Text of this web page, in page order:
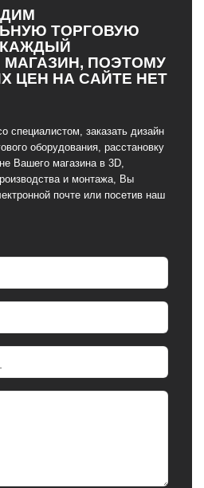
ТОРГОВУЮ
ПОЭТОМУ
ЦЕН НА САЙТЕ НЕТ
специалистом, заказать дизайн
оборудования, расстановку
Вашего магазина в 3D,
и монтажа, Вы
почте или посетив наш